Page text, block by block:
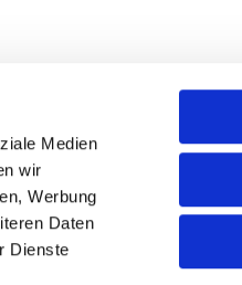
Medien
wir
Werbung
Daten
Dienste